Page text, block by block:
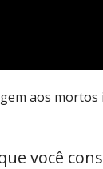
aos
você